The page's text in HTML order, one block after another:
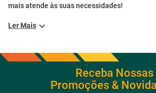
mais atende às suas necessidades!
Ler Mais
Receba Nossas
Promoções &